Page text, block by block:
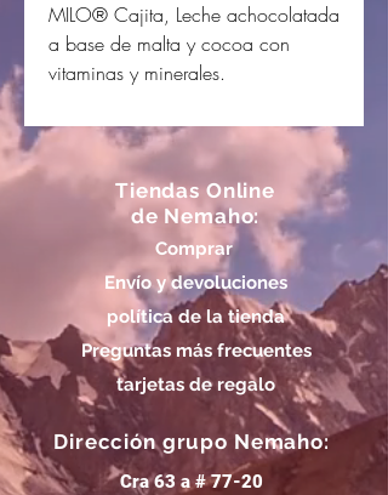
MILO® Cajita, Leche achocolatada
a base de malta y cocoa con
vitaminas y minerales.
Tiendas Online
de Nemaho:
Comprar
Envío y devoluciones
política de la tienda
Preguntas más frecuentes
tarjetas de regalo
Dirección grupo Nemaho:
Cra 63 a # 77-20